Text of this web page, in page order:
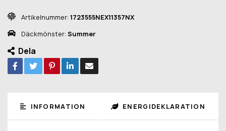
Artikelnummer: 1723555NEX11357NX
Däckmönster: Summer
Dela
INFORMATION ENERGIDEKLARATION